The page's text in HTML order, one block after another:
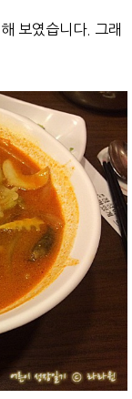
보였습니다. 그래